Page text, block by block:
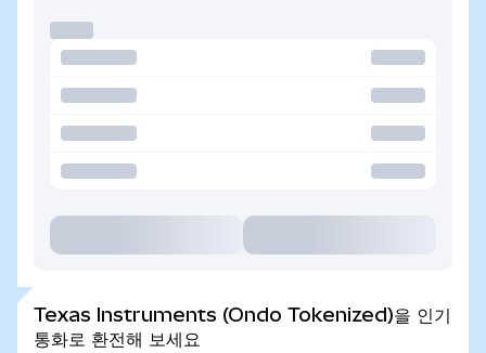
Texas Instruments (Ondo Tokenized)을 인기
통화로 환전해 보세요